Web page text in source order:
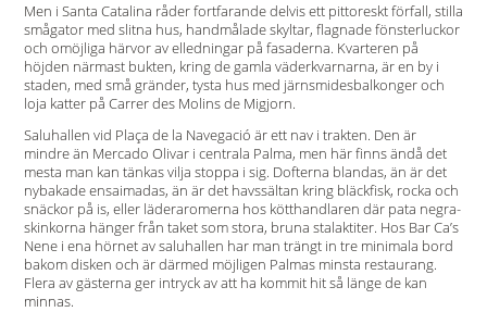
Men i Santa Catalina råder fortfarande delvis ett pittoreskt förfall, stilla
smågator med slitna hus, handmålade skyltar, flagnade fönsterluckor
och omöjliga härvor av elledningar på fasaderna. Kvarteren på
höjden närmast bukten, kring de gamla väderkvarnarna, är en by i
staden, med små gränder, tysta hus med järnsmidesbalkonger och
loja katter på Carrer des Molins de Migjorn.
Saluhallen vid Plaça de la Navegació är ett nav i trakten. Den är
mindre än Mercado Olivar i centrala Palma, men här finns ändå det
mesta man kan tänkas vilja stoppa i sig. Dofterna blandas, än är det
nybakade ensaimadas, än är det havssältan kring bläckfisk, rocka och
snäckor på is, eller läderaromerna hos kötthandlaren där pata negra-
skinkorna hänger från taket som stora, bruna stalaktiter. Hos Bar Ca’s
Nene i ena hörnet av saluhallen har man trängt in tre minimala bord
bakom disken och är därmed möjligen Palmas minsta restaurang.
Flera av gästerna ger intryck av att ha kommit hit så länge de kan
minnas.